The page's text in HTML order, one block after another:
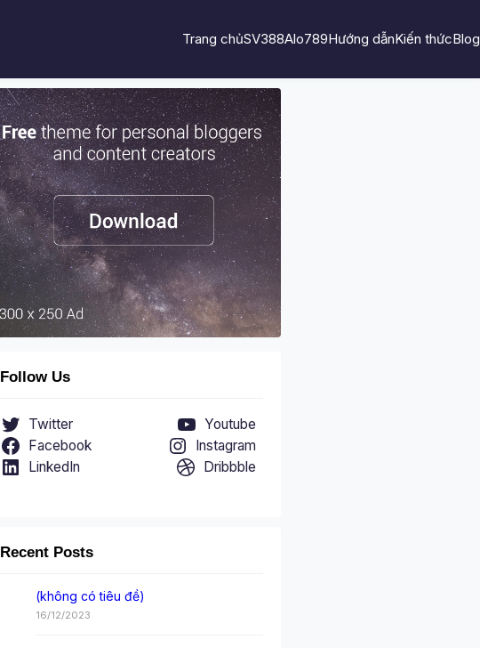
Trang chủSV388Alo789Hướng dẫnKiến thứcBlog
Follow Us
Twitter
Youtube
Facebook
Instagram
LinkedIn
Dribbble
Recent Posts
(không có tiêu đề)
16/12/2023